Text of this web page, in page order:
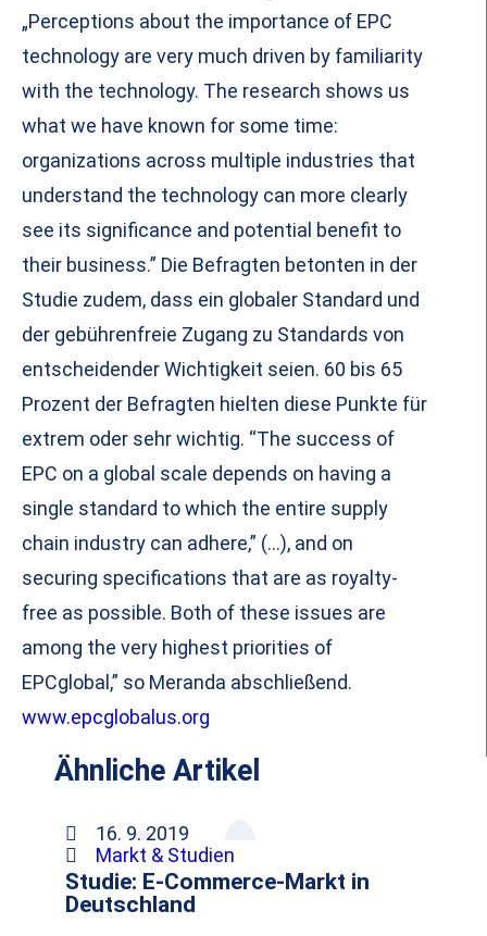
„Perceptions about the importance of EPC
technology are very much driven by familiarity
with the technology. The research shows us
what we have known for some time:
organizations across multiple industries that
understand the technology can more clearly
see its significance and potential benefit to
their business.” Die Befragten betonten in der
Studie zudem, dass ein globaler Standard und
der gebührenfreie Zugang zu Standards von
entscheidender Wichtigkeit seien. 60 bis 65
Prozent der Befragten hielten diese Punkte für
extrem oder sehr wichtig. “The success of
EPC on a global scale depends on having a
single standard to which the entire supply
chain industry can adhere,” (…), and on
securing specifications that are as royalty-
free as possible. Both of these issues are
among the very highest priorities of
EPCglobal,” so Meranda abschließend.
www.epcglobalus.org
Ähnliche Artikel
16. 9. 2019
Markt & Studien
Studie: E-Commerce-Markt in
Deutschland